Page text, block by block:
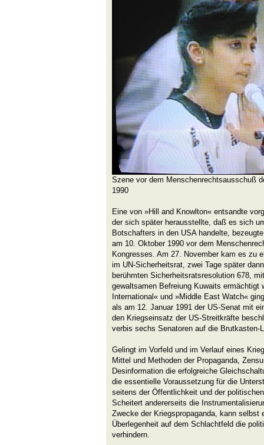
Szene vor dem Menschenrechtsausschuß
1990
Eine von »Hill and Knowlton« entsandte
der sich später herausstellte, daß es sich
Botschafters in den USA handelte,
am 10. Oktober 1990 vor dem
Kongresses. Am 27. November kam es zu
im UN-Sicherheitsrat, zwei Tage später
berühmten Sicherheitsratsresolution 678,
gewaltsamen Befreiung Kuwaits ermächtigt
International« und »Middle East Watch«
als am 12. Januar 1991 der US-Senat mit
den Kriegseinsatz der US-Streitkräfte
verbis sechs Senatoren auf die Brutkasten-
Gelingt im Vorfeld und im Verlauf eines
Mittel und Methoden der Propaganda,
Desinformation die erfolgreiche
die essentielle Voraussetzung für die
seitens der Öffentlichkeit und der
Scheitert andererseits die
Zwecke der Kriegspropaganda, kann selbst
Überlegenheit auf dem Schlachtfeld die
verhindern.